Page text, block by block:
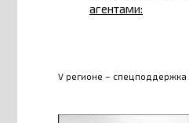
агентами:
V регионе –